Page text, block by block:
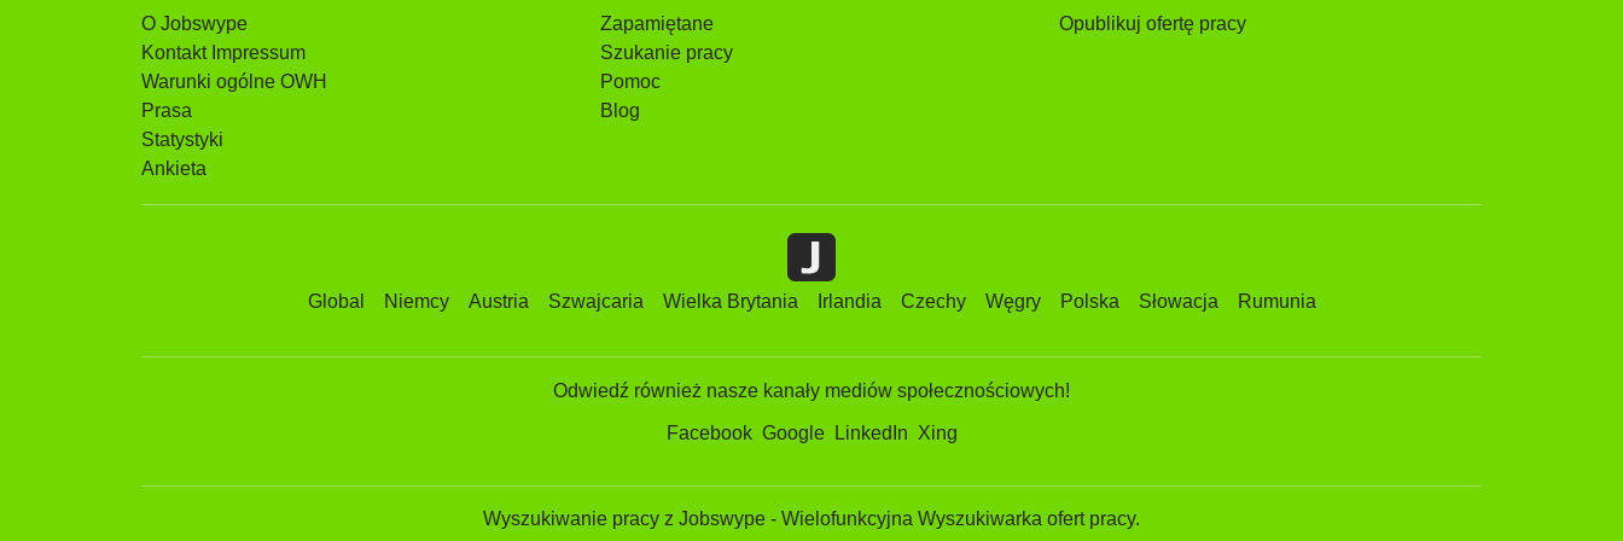
O Jobswype
Kontakt Impressum
Warunki ogólne OWH
Prasa
Statystyki
Ankieta
Zapamiętane
Szukanie pracy
Pomoc
Blog
Opublikuj ofertę pracy
Global Niemcy Austria Szwajcaria Wielka Brytania Irlandia Czechy Węgry Polska Słowacja Rumunia
Odwiedź również nasze kanały mediów społecznościowych!
Facebook Google LinkedIn Xing
Wyszukiwanie pracy z Jobswype - Wielofunkcyjna Wyszukiwarka ofert pracy.